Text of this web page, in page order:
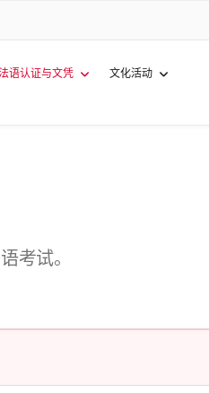
语认证与文凭 文化活动
考试。